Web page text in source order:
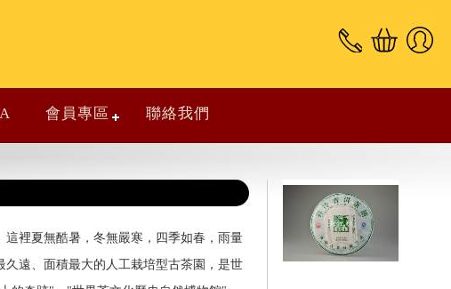
會員專區 聯絡我們
裡夏無酷暑，冬無嚴寒，四季如春，雨量
遠、面積最大的人工栽培型古茶園，是世